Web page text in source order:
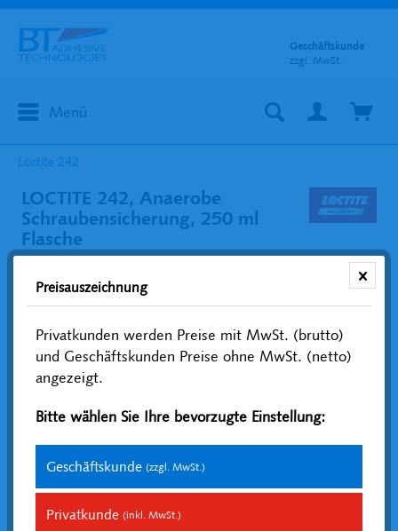
Menü
Geschäftskunde
zzgl. MwSt.
Loctite 242
LOCTITE 242, Anaerobe
Schraubensicherung, 250 ml
Flasche
209,67 € *
Inhalt: 0.25 Liter (838,68 € * / 1 Liter)
zzgl. MwSt.zzgl. Versandkosten
Preisauszeichnung
Privatkunden werden Preise mit MwSt. (brutto)
und Geschäftskunden Preise ohne MwSt. (netto)
angezeigt.
Bitte wählen Sie Ihre bevorzugte Einstellung:
Geschäftskunde (zzgl. MwSt.)
Privatkunde (inkl. MwSt.)